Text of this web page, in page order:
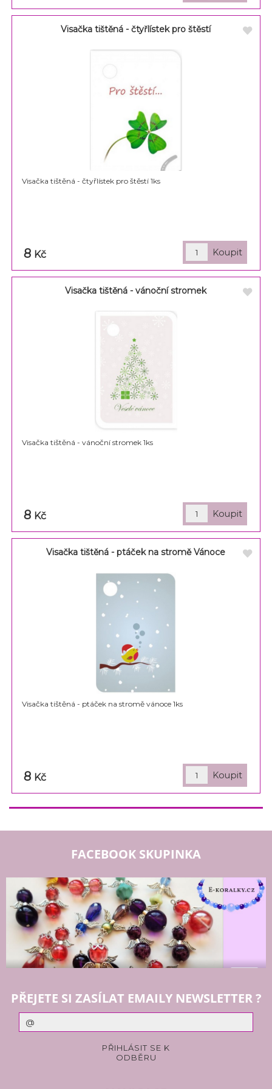
Visačka tištěná - čtyřlístek pro štěstí
Visačka tištěná - čtyřlístek pro štěstí 1ks
8 Kč
Visačka tištěná - vánoční stromek
Visačka tištěná - vánoční stromek 1ks
8 Kč
Visačka tištěná - ptáček na stromě Vánoce
Visačka tištěná - ptáček na stromě vánoce 1ks
8 Kč
FACEBOOK SKUPINKA
PŘEJETE SI ZASÍLAT EMAILY NEWSLETTER ?